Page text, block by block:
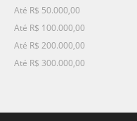
Até R$ 50.000,00
Até R$ 100.000,00
Até R$ 200.000,00
Até R$ 300.000,00